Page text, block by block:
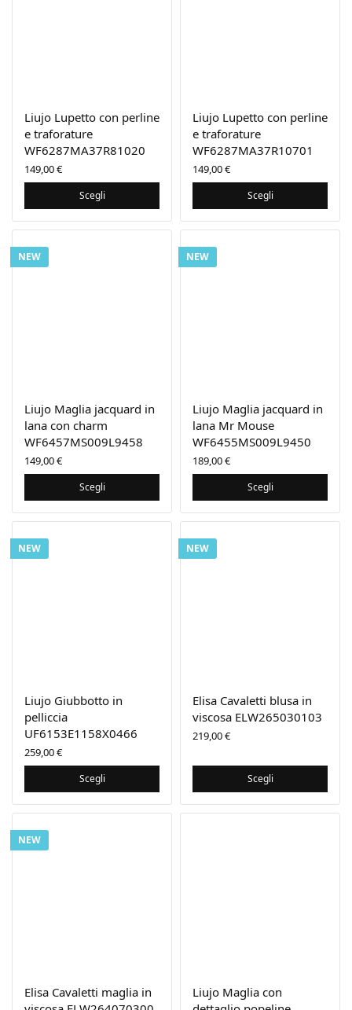
Liujo Lupetto con perline
e traforature
WF6287MA37R81020
149,00€
Scegli
Liujo Lupetto con perline
e traforature
WF6287MA37R10701
149,00€
Scegli
NEW
Liujo Maglia jacquard in
lana con charm
WF6457MS009L9458
149,00€
Scegli
NEW
Liujo Maglia jacquard in
lana Mr Mouse
WF6455MS009L9450
189,00€
Scegli
NEW
Liujo Giubbotto in
pelliccia
UF6153E1158X0466
259,00€
Scegli
NEW
Elisa Cavaletti blusa in
viscosa ELW265030103
219,00€
Scegli
NEW
Elisa Cavaletti maglia in
Liujo Maglia con